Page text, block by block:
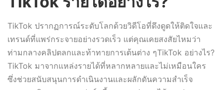
TikTok ปรากฏการณ์ระดับโลกด้วยวิดีโอที่ดึงดูดให้ติดใจและ
เทรนด์ที่แพร่กระจายอย่างรวดเร็ว แต่คุณเคยสงสัยไหมว่า
ท่ามกลางคลิปตลกและท้าทายการเต้นต่าง ๆTikTok อย่างไร?
TikTok มาจากแหล่งรายได้ที่หลากหลายและไม่เหมือนใคร
ซึ่งช่วยสนับสนุนการดำเนินงานและผลักดันความสำเร็จ